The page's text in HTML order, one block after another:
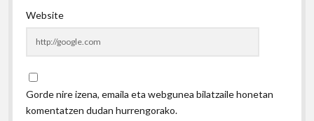
Website
Gorde nire izena, emaila eta webgunea bilatzaile honetan
komentatzen dudan hurrengorako.